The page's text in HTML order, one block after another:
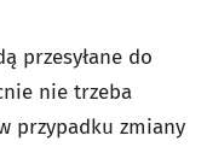
przesyłane do
nie trzeba
przypadku zmiany